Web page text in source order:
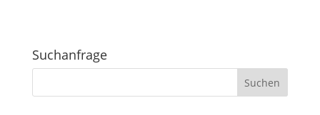
Suchanfrage